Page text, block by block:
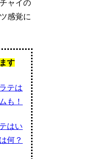
ャイの
感覚に
す
テは
も！
はい
何？